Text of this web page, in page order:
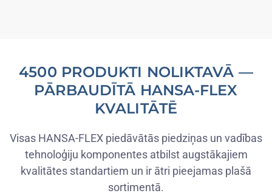
4500 PRODUKTI NOLIKTAVĀ —
PĀRBAUDĪTĀ HANSA-FLEX
KVALITĀTĒ
Visas HANSA-FLEX piedāvātās piedziņas un vadības
tehnoloģiju komponentes atbilst augstākajiem
kvalitātes standartiem un ir ātri pieejamas plašā
sortimentā.